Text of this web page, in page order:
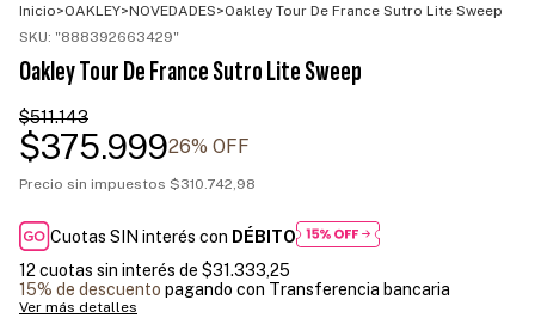
Inicio>OAKLEY>NOVEDADES>Oakley Tour De France Sutro Lite Sweep
SKU: "888392663429"
Oakley Tour De France Sutro Lite Sweep
$511.143
$375.99926% OFF
Precio sin impuestos $310.742,98
Cuotas SIN interés con DÉBITO
12 cuotas sin interés de $31.333,25
15% de descuento pagando con Transferencia bancaria
Ver más detalles